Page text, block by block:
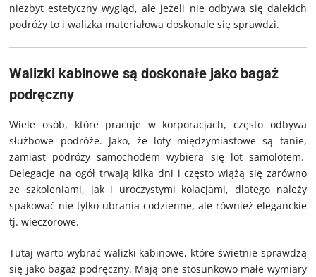
niezbyt estetyczny wygląd, ale jeżeli nie odbywa się dalekich
podróży to i walizka materiałowa doskonale się sprawdzi.
Walizki kabinowe są doskonałe jako bagaż
podręczny
Wiele osób, które pracuje w korporacjach, często odbywa
służbowe podróże. Jako, że loty międzymiastowe są tanie,
zamiast podróży samochodem wybiera się lot samolotem.
Delegacje na ogół trwają kilka dni i często wiążą się zarówno
ze szkoleniami, jak i uroczystymi kolacjami, dlatego należy
spakować nie tylko ubrania codzienne, ale również eleganckie
tj. wieczorowe.
Tutaj warto wybrać walizki kabinowe, które świetnie sprawdzą
się jako bagaż podręczny. Mają one stosunkowo małe wymiary